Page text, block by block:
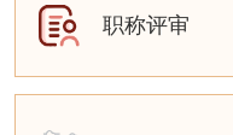
职称评审